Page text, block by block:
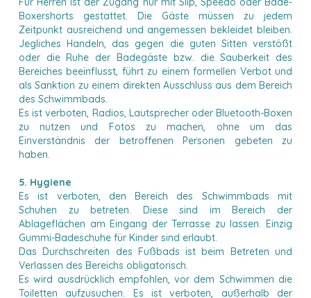
Boxershorts gestattet. Die Gäste müssen zu jedem
Zeitpunkt ausreichend und angemessen bekleidet bleiben.
Jegliches Handeln, das gegen die guten Sitten verstößt
oder die Ruhe der Badegäste bzw. die Sauberkeit des
Bereiches beeinflusst, führt zu einem formellen Verbot und
als Sanktion zu einem direkten Ausschluss aus dem Bereich
des Schwimmbads.
Es ist verboten, Radios, Lautsprecher oder Bluetooth-Boxen
zu nutzen und Fotos zu machen, ohne um das
Einverständnis der betroffenen Personen gebeten zu
haben.
5. Hygiene
Es ist verboten, den Bereich des Schwimmbads mit
Schuhen zu betreten. Diese sind im Bereich der
Ablageflächen am Eingang der Terrasse zu lassen. Einzig
Gummi-Badeschuhe für Kinder sind erlaubt.
Das Durchschreiten des Fußbads ist beim Betreten und
Verlassen des Bereichs obligatorisch.
Es wird ausdrücklich empfohlen, vor dem Schwimmen die
Toiletten aufzusuchen. Es ist verboten, außerhalb der